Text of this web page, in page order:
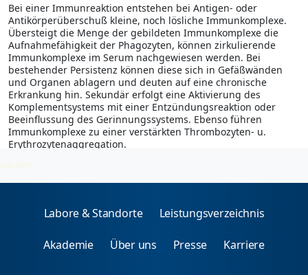
Bei einer Immunreaktion entstehen bei Antigen- oder
Antikörperüberschuß kleine, noch lösliche Immunkomplexe.
Übersteigt die Menge der gebildeten Immunkomplexe die
Aufnahmefähigkeit der Phagozyten, können zirkulierende
Immunkomplexe im Serum nachgewiesen werden. Bei
bestehender Persistenz können diese sich in Gefäßwänden
und Organen ablagern und deuten auf eine chronische
Erkrankung hin. Sekundär erfolgt eine Aktivierung des
Komplementsystems mit einer Entzündungsreaktion oder
Beeinflussung des Gerinnungssystems. Ebenso führen
Immunkomplexe zu einer verstärkten Thrombozyten- u.
Erythrozytenaggregation.
2026-08-07
Labore & Standorte Leistungsverzeichnis
Akademie Über uns Presse Karriere